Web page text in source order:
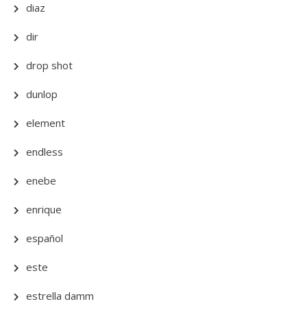
diaz
dir
drop shot
dunlop
element
endless
enebe
enrique
español
este
estrella damm